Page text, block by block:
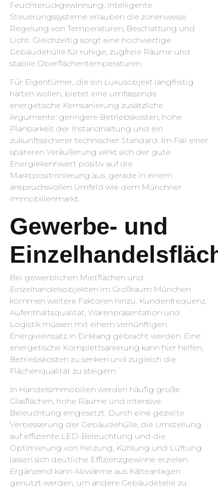
Feuchterückgewinnung. Intelligente
Steuerungssysteme erlauben die zonenweise
Regelung von Temperaturen, Beschattung und
Licht. Gleichzeitig sorgt eine hochwertige
Gebäudehülle für ruhige, zugfreie Räume und
stabile Oberflächentemperaturen.
Für Eigentümer, die ein Luxusobjekt langfristig
halten wollen, bietet eine umfassende
energetische Kernsanierung zusätzliche
Argumente: geringere Betriebskosten, hohe
Planbarkeit der Instandhaltung und ein
zukunftssicherer technischer Standard. Im Fall einer
späteren Veräußerung wirkt sich der gute
Energiekennwert positiv auf die
Marktpositionierung aus, gerade in einem
anspruchsvollen Umfeld wie dem Münchner
Immobilienmarkt.
Gewerbe- und
Bei gewerblichen Mietflächen und
Einzelhandelsobjekten im Großraum München
kommen weitere Faktoren hinzu. Kundenfrequenz,
Aufenthaltsqualität, Warenpräsentation und
Logistik müssen mit einem vernünftigen
Energieeinsatz in Einklang gebracht werden. Eine
energetische Komplettsanierung kann hier helfen,
Betriebskosten zu senken und zugleich die
Flächenqualität zu steigern.
In Handelsimmobilien werden häufig große
Glasflächen, hohe Räume und intensive
Beleuchtung eingesetzt. Durch eine gezielte
Verbesserung der Gebäudehülle, die Umstellung
auf effiziente LED-Beleuchtung und die
Optimierung von Heizung, Kühlung und Lüftung
lassen sich deutliche Effizienzgewinne erzielen.
Ergänzend kann Abwärme aus Kälteanlagen
genutzt werden, um andere Gebäudeteile zu